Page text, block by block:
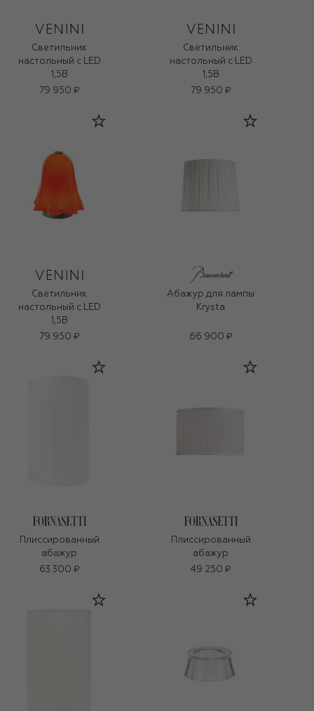
Светильник
настольный с LED
1,5В
79 950 ₽
Светильник
настольный с LED
1,5В
79 950 ₽
Светильник
настольный с LED
1,5В
79 950 ₽
Абажур для лампы
Krysta
66 900 ₽
Плиссированный
абажур
63 300 ₽
Плиссированный
абажур
49 250 ₽